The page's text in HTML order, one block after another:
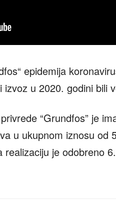
epidemija
u 2020. godini bili
“Grundfos” je
u ukupnom iznosu od
je odobreno